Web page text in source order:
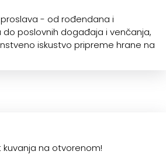
- od rođendana i
poslovnih događaja i venčanja,
iskustvo pripreme hrane na
kuvanja na otvorenom!